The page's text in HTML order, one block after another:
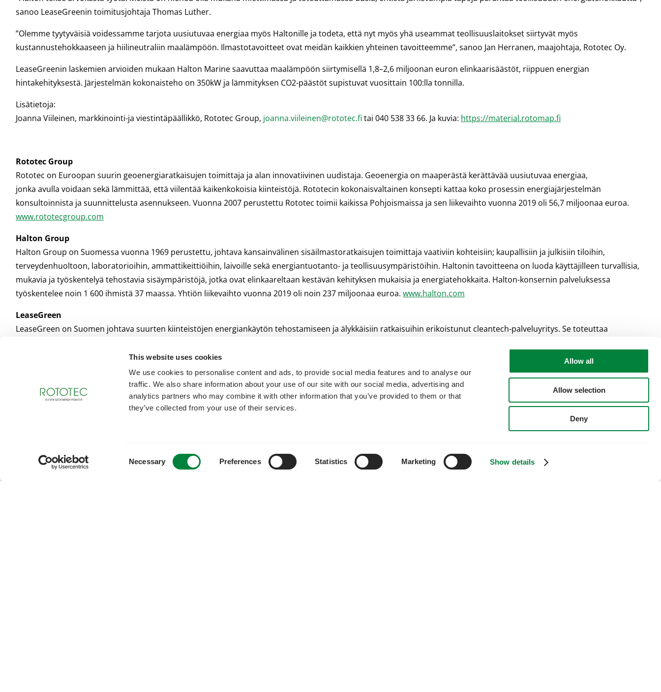
This website uses cookies
We use cookies to personalise content and ads, to provide social media features and to analyse our
traffic. We also share information about your use of our site with our social media, advertising and
analytics partners who may combine it with other information that you’ve provided to them or that
they’ve collected from your use of their services.
Necessary Preferences Statistics Marketing Show details
Allow all
Allow selection
Deny
sanoo LeaseGreenin toimitusjohtaja Thomas Luther.
”Olemme tyytyväisiä voidessamme tarjota uusiutuvaa energiaa myös Haltonille ja todeta, että nyt myös yhä useammat teollisuuslaitokset siirtyvät myös
kustannustehokkaaseen ja hiilineutraliin maalämpöön. Ilmastotavoitteet ovat meidän kaikkien yhteinen tavoitteemme”, sanoo Jan Herranen, maajohtaja, Rototec Oy.
LeaseGreenin laskemien arvioiden mukaan Halton Marine saavuttaa maalämpöön siirtymisellä 1,8–2,6 miljoonan euron elinkaarisäästöt, riippuen energian
hintakehityksestä. Järjestelmän kokonaisteho on 350kW ja lämmityksen CO2-päästöt supistuvat vuosittain 100:lla tonnilla.
Lisätietoja:
Joanna Viileinen, markkinointi-ja viestintäpäällikkö, Rototec Group, joanna.viileinen@rototec.fi tai 040 538 33 66. Ja kuvia: https://material.rotomap.fi
Rototec Group
Rototec on Euroopan suurin geoenergiaratkaisujen toimittaja ja alan innovatiivinen uudistaja. Geoenergia on maaperästä kerättävää uusiutuvaa energiaa,
jonka avulla voidaan sekä lämmittää, että viilentää kaikenkokoisia kiinteistöjä. Rototecin kokonaisvaltainen konsepti kattaa koko prosessin energiajärjestelmän
konsultoinnista ja suunnittelusta asennukseen. Vuonna 2007 perustettu Rototec toimii kaikissa Pohjoismaissa ja sen liikevaihto vuonna 2019 oli 56,7 miljoonaa euroa.
www.rototecgroup.com
Halton Group
Halton Group on Suomessa vuonna 1969 perustettu, johtava kansainvälinen sisäilmastoratkaisujen toimittaja vaativiin kohteisiin; kaupallisiin ja julkisiin tiloihin,
terveydenhuoltoon, laboratorioihin, ammattikeittiöihin, laivoille sekä energiantuotanto- ja teollisuusympäristöihin. Haltonin tavoitteena on luoda käyttäjilleen turvallisia,
mukavia ja työskentelyä tehostavia sisäympäristöjä, jotka ovat elinkaareltaan kestävän kehityksen mukaisia ja energiatehokkaita. Halton-konsernin palveluksessa
työskentelee noin 1 600 ihmistä 37 maassa. Yhtiön liikevaihto vuonna 2019 oli noin 237 miljoonaa euroa. www.halton.com
LeaseGreen
LeaseGreen on Suomen johtava suurten kiinteistöjen energiankäytön tehostamiseen ja älykkäisiin ratkaisuihin erikoistunut cleantech-palveluyritys. Se toteuttaa